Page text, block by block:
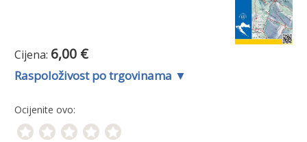
Cijena: 6,00 €
Raspoloživost po trgovinama ▼
Ocijenite ovo: